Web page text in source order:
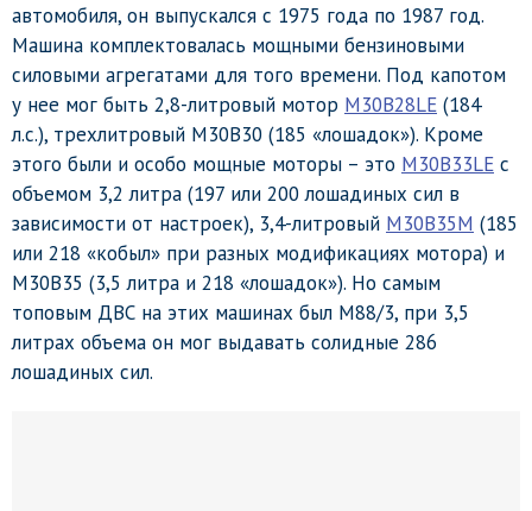
автомобиля, он выпускался с 1975 года по 1987 год.
Машина комплектовалась мощными бензиновыми
силовыми агрегатами для того времени. Под капотом
у нее мог быть 2,8-литровый мотор M30B28LE (184
л.с.), трехлитровый M30B30 (185 «лошадок»). Кроме
этого были и особо мощные моторы – это M30B33LE с
объемом 3,2 литра (197 или 200 лошадиных сил в
зависимости от настроек), 3,4-литровый M30B35M (185
или 218 «кобыл» при разных модификациях мотора) и
M30B35 (3,5 литра и 218 «лошадок»). Но самым
топовым ДВС на этих машинах был M88/3, при 3,5
литрах объема он мог выдавать солидные 286
лошадиных сил.